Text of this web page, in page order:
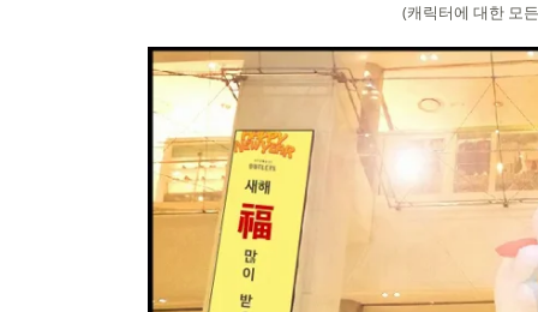
(캐릭터에 대한 모